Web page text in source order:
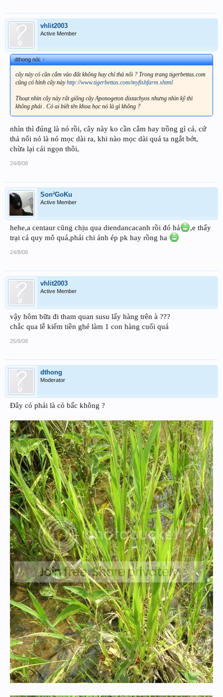
vhlit2003
Active Member
dthong nói:↑
cây này có cần cắm vào đất không hay chỉ thả nổi ? Trong trang tigerbettas.com
cũng có hình cây nàyhttp://www.tigerbettas.com/myfishfarm.shtml
Thoạt nhìn cây này rất giống cây Aponogeton distachyos nhưng nhìn kỹ thì
không phải . Có ai biết tên khoa học nó là gì không ?
nhìn thì đúng là nó rồi, cây này ko cần cắm hay trồng gì cả, cứ
thả nổi nó là nó mọc dài ra, khi nào mọc dài quá ta ngắt bớt,
chừa lại cái ngọn thôi,
24/8/08
Son²GoKu
Active Member
hehe,a centaur cũng chịu qua diendancacanh rồi đó hả
,e thấy
trại cá quy mô quá,phải chi ảnh ép pk hay rồng ha
24/8/08
vhlit2003
Active Member
vậy hôm bữa đi tham quan susu lấy hàng trên à ???
chắc qua lễ kiếm tiền ghé làm 1 con hàng cuối quá
25/8/08
dthong
Moderator
Đây có phải là cỏ bấc không ?